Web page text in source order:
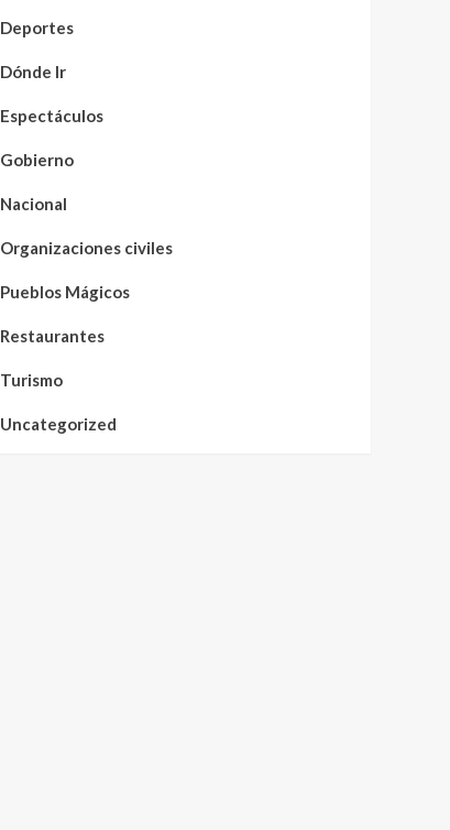
Deportes
Dónde Ir
Espectáculos
Gobierno
Nacional
Organizaciones civiles
Pueblos Mágicos
Restaurantes
Turismo
Uncategorized